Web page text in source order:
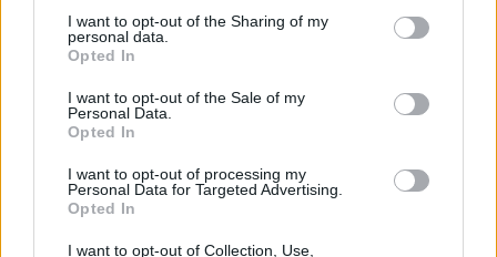
not limited to your visit or usage behaviour. You may click to
grant or deny consent to Google and its third-party tags to
use your data for below specified purposes in below Google
consent section.
I want to opt-out of the Sharing of my
personal data.
Opted In
I want to opt-out of the Sale of my
Personal Data.
Opted In
I want to opt-out of processing my
Personal Data for Targeted Advertising.
Opted In
I want to opt-out of Collection, Use,
átlagár, a gázolajnál pedig 639.
A hírek szerint a Tolna megyei őcsényi benzinkút
vezetett be először mennyiségi korlátozást. Az
helyzetre való tekintettel szükségessé vált a